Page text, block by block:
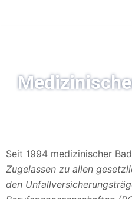
Seit 1994 medizinischer
Zugelassen zu allen
den